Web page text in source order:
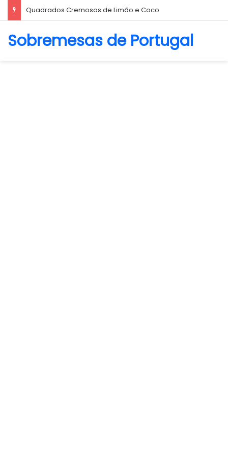
Quadrados Cremosos de Limão e Coco
Sobremesas de Portugal